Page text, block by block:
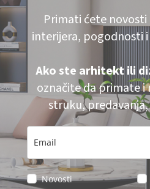
Primati ćete novosti
interijera, pogodnosti
Ako ste arhitekt ili
označite da primate i
struku,
Novosti